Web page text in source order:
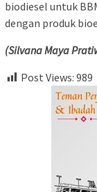
biodiesel untuk
dengan produk
(Silvana Maya
Post Views: 989